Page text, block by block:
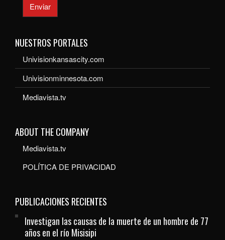
Enviar
NUESTROS PORTALES
Univisionkansascity.com
Univisionminnesota.com
Mediavista.tv
ABOUT THE COMPANY
Mediavista.tv
POLÍTICA DE PRIVACIDAD
PUBLICACIONES RECIENTES
Investigan las causas de la muerte de un hombre de 77
años en el río Misisipi